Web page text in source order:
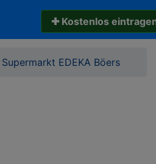
✚ Kostenlos
Supermarkt EDEKA Böers